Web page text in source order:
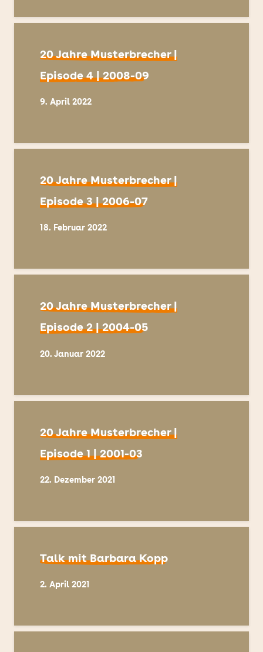
20 Jahre Musterbrecher |
Episode 4 | 2008-09
9. April 2022
20 Jahre Musterbrecher |
Episode 3 | 2006-07
18. Februar 2022
20 Jahre Musterbrecher |
Episode 2 | 2004-05
20. Januar 2022
20 Jahre Musterbrecher |
Episode 1 | 2001-03
22. Dezember 2021
Talk mit Barbara Kopp
2. April 2021